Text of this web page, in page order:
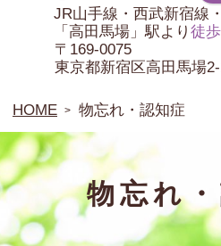
JR山手線・西武新宿線
「高田馬場」駅より徒
〒169-0075
東京都新宿区高田馬場
HOME 物忘れ・認知症
物忘れ